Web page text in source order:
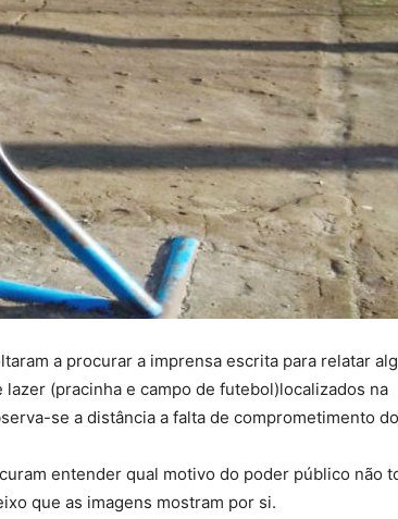
a procurar a imprensa escrita para relatar
(pracinha e campo de futebol)localizados na
se a distância a falta de comprometimento do
entender qual motivo do poder público não
que as imagens mostram por si.